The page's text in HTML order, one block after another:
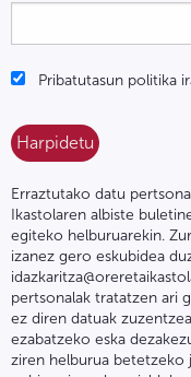
Pribatutasun politika
Erraztutako datu
Ikastolaren albiste
egiteko helburuarekin.
izanez gero eskubidea
pertsonalak tratatzen ari
ez diren datuak
ezabatzeko eska
ziren helburua betetzeko